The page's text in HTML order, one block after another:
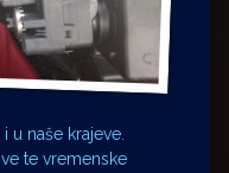
u naše krajeve.
te vremenske